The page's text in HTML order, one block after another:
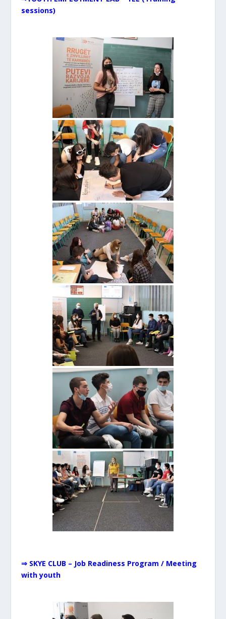
sessions)
⇒ SKYE CLUB – Job Readiness Program / Meeting
with youth